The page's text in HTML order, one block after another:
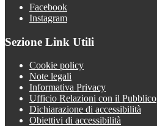
Facebook
Instagram
Sezione Link Utili
Cookie policy
Note legali
Informativa Privacy
Ufficio Relazioni con il Pubblico
Dichiarazione di accessibilità
Obiettivi di accessibilità